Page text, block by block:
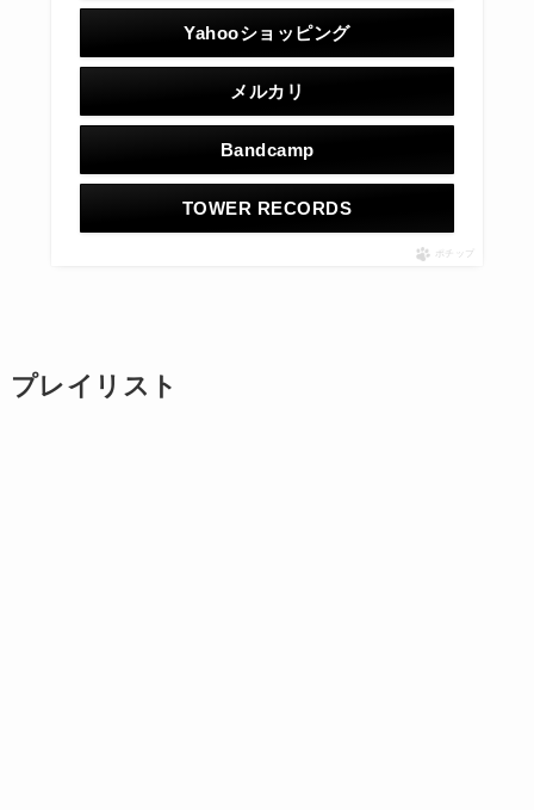
Yahooショッピング
メルカリ
Bandcamp
TOWER RECORDS
ポチップ
プレイリスト